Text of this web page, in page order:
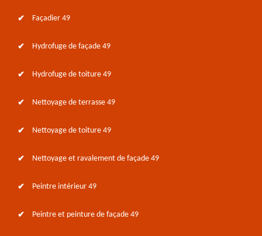
Façadier 49
Hydrofuge de façade 49
Hydrofuge de toiture 49
Nettoyage de terrasse 49
Nettoyage de toiture 49
Nettoyage et ravalement de façade 49
Peintre intérieur 49
Peintre et peinture de façade 49